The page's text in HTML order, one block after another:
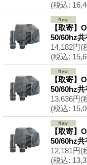
(税込:
【取寄】
50/60hz共
14,182円(
(税込:
【取寄】
50/60hz共
13,636円(
(税込:
【取寄】
50/60hz共
12,181円(
(税込: